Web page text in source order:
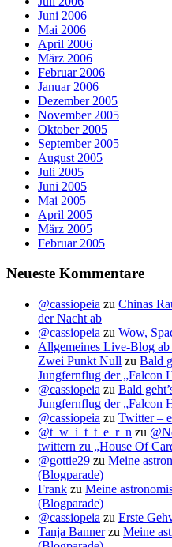
Juni 2006
Mai 2006
April 2006
März 2006
Februar 2006
Januar 2006
Dezember 2005
November 2005
Oktober 2005
September 2005
August 2005
Juli 2005
Juni 2005
Mai 2005
April 2005
März 2005
Februar 2005
Neueste Kommentare
@cassiopeia zu Chinas
der Nacht ab
@cassiopeia zu Wow,
Allgemeines Live-Blog
Zwei Punkt Null zu Bald
Jungfernflug der „Falcon
@cassiopeia zu Bald
Jungfernflug der „Falcon
@cassiopeia zu Twitter –
@t_w_i_t_t_e_r_n zu
twittern zu „House Of
@gottie29 zu Meine
(Blogparade)
Frank zu Meine
(Blogparade)
@cassiopeia zu Erste
Tanja Bannerzu Meine